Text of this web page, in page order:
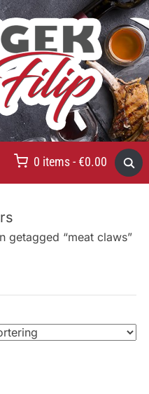
0 items - €0.00
getagged “meat claws”